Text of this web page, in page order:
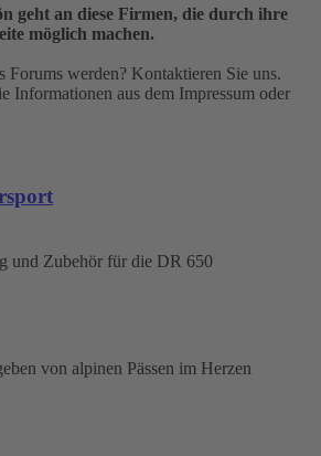
geht an diese Firmen, die durch ihre
möglich machen.
Forums werden? Kontaktieren Sie uns.
Informationen aus dem Impressum oder
und Zubehör für die DR 650
von alpinen Pässen im Herzen